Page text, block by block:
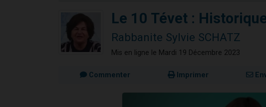
12 nouvelles musiques
29 personnes viennent de
Le 10 Tévet :
Rabbanite Sylvie SCHATZ
Mis en ligne le Mardi 19 Décembre 2023
Commenter Imprimer